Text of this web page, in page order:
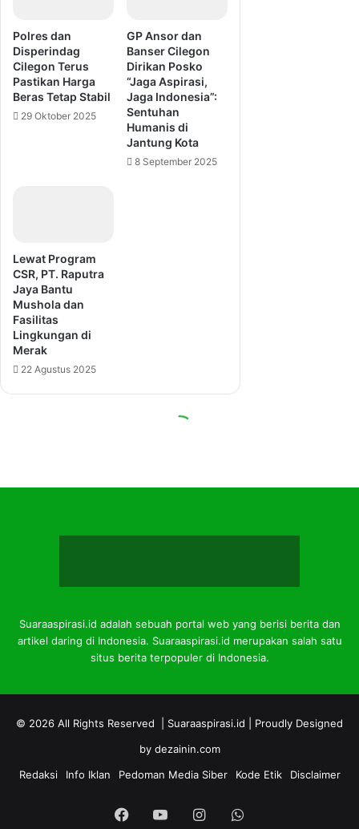
Suaraaspirasi.id adalah sebuah portal web yang berisi berita dan
artikel daring di Indonesia. Suaraaspirasi.id merupakan salah satu
situs berita terpopuler di Indonesia.
© 2026 All Rights Reserved | Suaraaspirasi.id | Proudly Designed
by dezainin.com
Redaksi
Info Iklan Pedoman Media Siber Kode Etik Disclaimer
FacebookYouTubeInstagramWhatsApp